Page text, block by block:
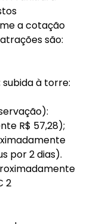
a cotação
são:
à torre:
R$ 57,28);
por 2 dias).
2